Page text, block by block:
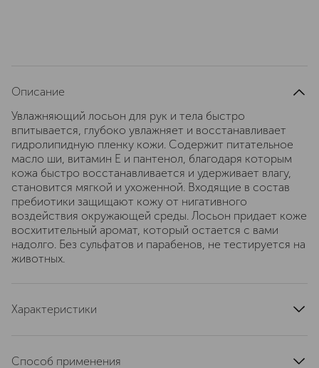
Описание
Увлажняющий лосьон для рук и тела быстро
впитывается, глубоко увлажняет и восстанавливает
гидролипидную пленку кожи. Содержит питательное
масло ши, витамин Е и пантенол, благодаря которым
кожа быстро восстанавливается и удерживает влагу,
становится мягкой и ухоженной. Входящие в состав
пребиотики защищают кожу от нигативного
воздействия окружающей среды. Лосьон придает коже
восхитительный аромат, который остается с вами
надолго. Без сульфатов и парабенов, не тестируется на
животных.
Характеристики
Способ применения